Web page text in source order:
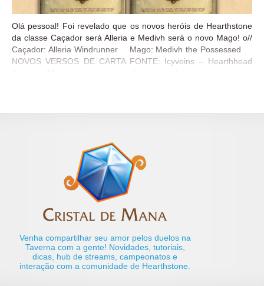
Olá pessoal! Foi revelado que os novos heróis de Hearthstone
da classe Caçador será Alleria e Medivh será o novo Mago! o//
Caçador: Alleria Windrunner Mago: Medivh the Possessed
NOVOS VERSOS DE CARTA FONTE: Icyveins – Hearthhead
Venha compartilhar seu amor pelos duelos na
Taverna com a gente! Novidades, tutoriais,
dicas, hub de streams, campeonatos e
interação com a comunidade de Hearthstone.